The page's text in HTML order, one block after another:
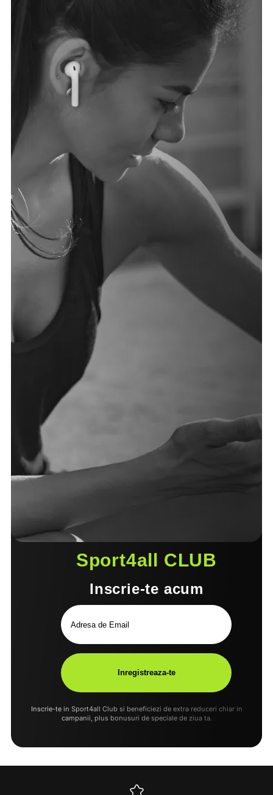
Sport4all CLUB
Inscrie-te acum
Inscrie-te in Sport4all Club si beneficiezi de extra reduceri chiar in
campanii, plus bonusuri de speciale de ziua ta.